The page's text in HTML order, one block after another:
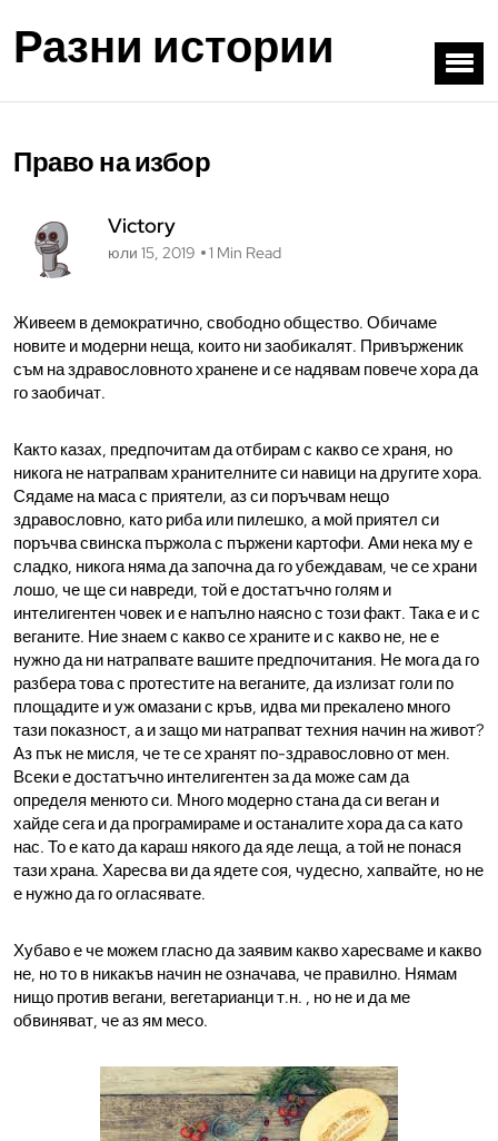
Разни истории
Право на избор
Victory
юли 15, 2019 1 Min Read
Живеем в демократично, свободно общество. Обичаме
новите и модерни неща, които ни заобикалят. Привърженик
съм на здравословното хранене и се надявам повече хора да
го заобичат.
Както казах, предпочитам да отбирам с какво се храня, но
никога не натрапвам хранителните си навици на другите хора.
Сядаме на маса с приятели, аз си поръчвам нещо
здравословно, като риба или пилешко, а мой приятел си
поръчва свинска пържола с пържени картофи. Ами нека му е
сладко, никога няма да започна да го убеждавам, че се храни
лошо, че ще си навреди, той е достатъчно голям и
интелигентен човек и е напълно наясно с този факт. Така е и с
веганите. Ние знаем с какво се храните и с какво не, не е
нужно да ни натрапвате вашите предпочитания. Не мога да го
разбера това с протестите на веганите, да излизат голи по
площадите и уж омазани с кръв, идва ми прекалено много
тази показност, а и защо ми натрапват техния начин на живот?
Аз пък не мисля, че те се хранят по-здравословно от мен.
Всеки е достатъчно интелигентен за да може сам да
определя менюто си. Много модерно стана да си веган и
хайде сега и да програмираме и останалите хора да са като
нас. То е като да караш някого да яде леща, а той не понася
тази храна. Харесва ви да ядете соя, чудесно, хапвайте, но не
е нужно да го огласявате.
Хубаво е че можем гласно да заявим какво харесваме и какво
не, но то в никакъв начин не означава, че правилно. Нямам
нищо против вегани, вегетарианци т.н. , но не и да ме
обвиняват, че аз ям месо.